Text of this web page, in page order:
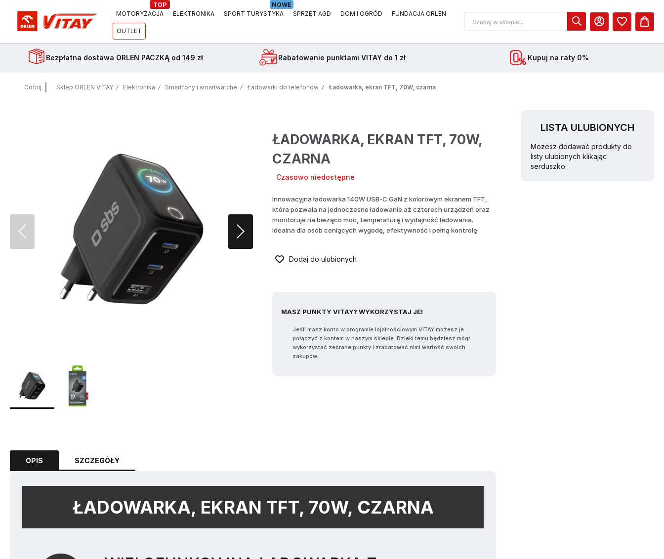
MOTORYZACJA
TOP
ELEKTRONIKA
SPORT TURYSTYKA
NOWE
SPRZĘT AGD
DOM I OGRÓD FUNDACJA ORLEN
OUTLET
MOJE KONTO
Bezpłatna dostawa ORLEN PACZKĄ od 149 zł Rabatowanie punktami VITAY do 1 zł Kupuj na raty 0%
Cofnij Sklep ORLEN VITAY Elektronika Smartfony i smartwatche Ładowarki do telefonów Ładowarka, ekran TFT, 70W, czarna
ŁADOWARKA, EKRAN TFT, 70W,
CZARNA
Czasowo niedostępne
Innowacyjna ładowarka 140W USB-C GaN z kolorowym ekranem TFT,
która pozwala na jednoczesne ładowanie aż czterech urządzeń oraz
monitoruje na bieżąco moc, temperaturę i wydajność ładowania.
Idealna dla osób ceniących wygodę, efektywność i pełną kontrolę.
Dodaj do ulubionych
MASZ PUNKTY VITAY? WYKORZYSTAJ JE!
Jeśli masz konto w programie lojalnościowym VITAY możesz je
połączyć z kontem w naszym sklepie. Dzięki temu będziesz mógł
wykorzystać zebrane punkty i zrabatować nimi wartość swoich
zakupów.
OPIS
ŁADOWARKA, EKRAN TFT, 70W, CZARNA
SZCZEGÓŁY
LISTA ULUBIONYCH
Możesz dodawać produkty do
listy ulubionych klikając
serduszko.